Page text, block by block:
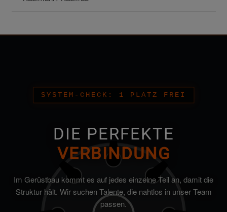
SYSTEM-CHECK: 1 PLATZ FREI
DIE PERFEKTE
VERBINDUNG
Im Gerüstbau kommt es auf jedes einzelne Teil an, damit die
Struktur hält. Wir suchen Talente, die nahtlos in unser Team
passen.